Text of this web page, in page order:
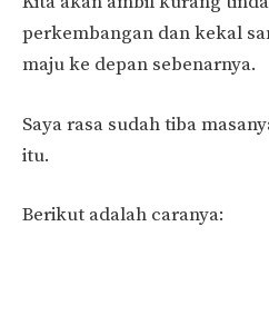
perkembangan dan kekal
maju ke depan sebenarnya.
Saya rasa sudah tiba
itu.
Berikut adalah caranya: